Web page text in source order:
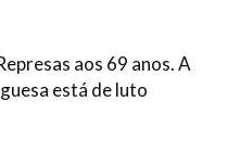
aos 69 anos. A
está de luto